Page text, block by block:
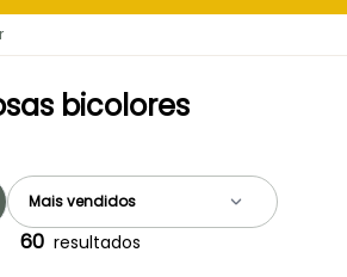
bicolores
60 resultados